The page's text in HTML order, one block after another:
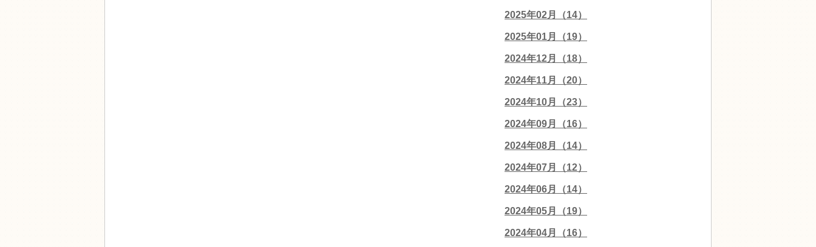
2025年02月（14）
2025年01月（19）
2024年12月（18）
2024年11月（20）
2024年10月（23）
2024年09月（16）
2024年08月（14）
2024年07月（12）
2024年06月（14）
2024年05月（19）
2024年04月（16）